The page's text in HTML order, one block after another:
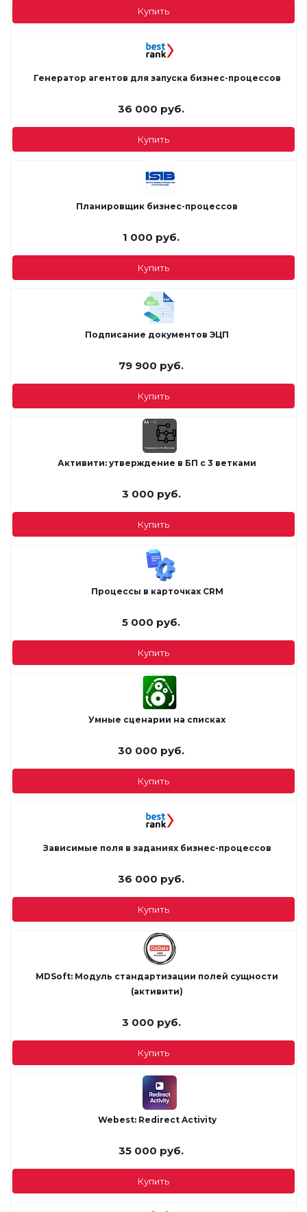
Купить
Генератор агентов для запуска бизнес-процессов
36 000 руб.
Купить
Планировщик бизнес-процессов
1 000 руб.
Купить
Подписание документов ЭЦП
79 900 руб.
Купить
Активити: утверждение в БП с 3 ветками
3 000 руб.
Купить
Процессы в карточках CRM
5 000 руб.
Купить
Умные сценарии на списках
30 000 руб.
Купить
Зависимые поля в заданиях бизнес-процессов
36 000 руб.
Купить
MDSoft: Модуль стандартизации полей сущности
(активити)
3 000 руб.
Купить
Webest: Redirect Activity
35 000 руб.
Купить